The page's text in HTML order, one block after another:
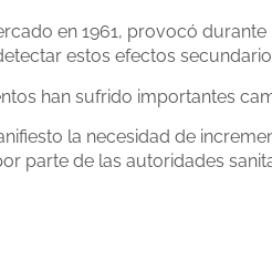
en 1961, provocó
estos efectos
han sufrido importantes
la necesidad de
parte de las autoridades